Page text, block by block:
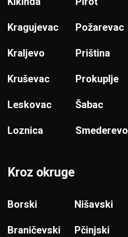
Kragujevac
Kraljevo
Kruševac
Leskovac
Loznica
Požarevac
Priština
Prokuplje
Šabac
Smederevo
Kroz okruge
Borski
Braničevski
Nišavski
Pčinjski